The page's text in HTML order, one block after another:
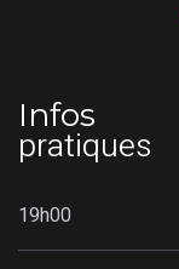
Infos
pratiques
19h00